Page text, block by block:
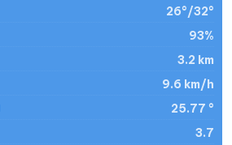
26°/32°
93%
3.2 km
9.6 km/h
25.77 °
3.7